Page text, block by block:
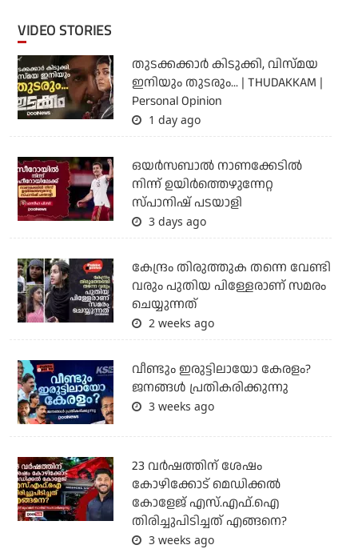
VIDEO STORIES
തുടക്കക്കാര്‍ കിടുക്കി, വിസ്മയ
ഇനിയും തുടരും... | THUDAKKAM |
Personal Opinion
1 day ago
ഒയര്‍സബാൽ നാണക്കേടിൽ
നിന്ന് ഉയിർത്തെഴുന്നേറ്റ
സ്പാനിഷ് പടയാളി
3 days ago
കേന്ദ്രം തിരുത്തുക തന്നെ വേണ്ടി
വരും പുതിയ പിള്ളേരാണ് സമരം
ചെയ്യുന്നത്
2 weeks ago
വീണ്ടും ഇരുട്ടിലായോ കേരളം?
ജനങ്ങൾ പ്രതികരിക്കുന്നു
3 weeks ago
23 വർഷത്തിന് ശേഷം
കോഴിക്കോട് മെഡിക്കൽ
കോളേജ് എസ്.എഫ്.ഐ
തിരിച്ചുപിടിച്ചത് എങ്ങനെ?
3 weeks ago